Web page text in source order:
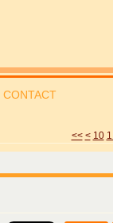
CONTACT
<< < 10